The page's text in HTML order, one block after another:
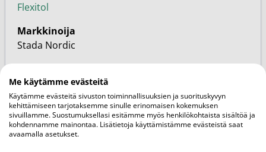
Flexitol
Markkinoija
Stada Nordic
2402543
EAN
5011309592016
Me käytämme evästeitä
Käytämme evästeitä sivuston toiminnallisuuksien ja suorituskyvyn
kehittämiseen tarjotaksemme sinulle erinomaisen kokemuksen
sivuillamme. Suostumuksellasi esitämme myös henkilökohtaista sisältöä ja
kohdennamme mainontaa. Lisätietoja käyttämistämme evästeistä saat
avaamalla asetukset.